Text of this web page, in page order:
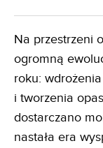
Na przestrzeni
ogromną
roku:
i tworzenia
dostarczano
nastała era